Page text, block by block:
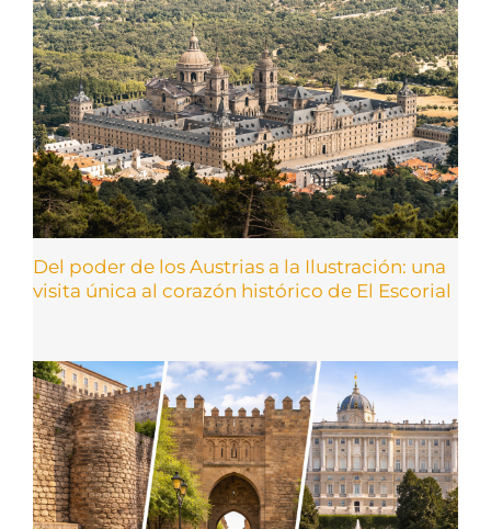
Del poder de los Austrias a la Ilustración: una
visita única al corazón histórico de El Escorial